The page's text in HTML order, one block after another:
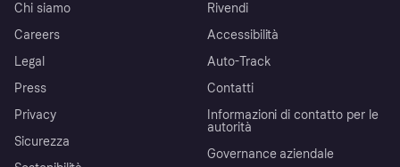
Chi siamo
Careers
Legal
Press
Privacy
Sicurezza
Rivendi
Accessibilità
Auto-Track
Contatti
Informazioni di contatto per le
autorità
Governance aziendale